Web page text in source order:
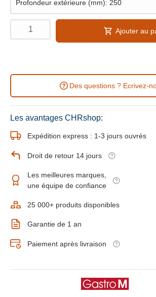
Ajouter au
Des questions ? Ecrivez-
Les avantages CHRshop:
Expédition express : 1-3 jours ouvrés
Droit de retour 14 jours
Les meilleures marques,
une équipe de confiance
25 000+ produits disponibles
Garantie de 1 an
Paiement après livraison